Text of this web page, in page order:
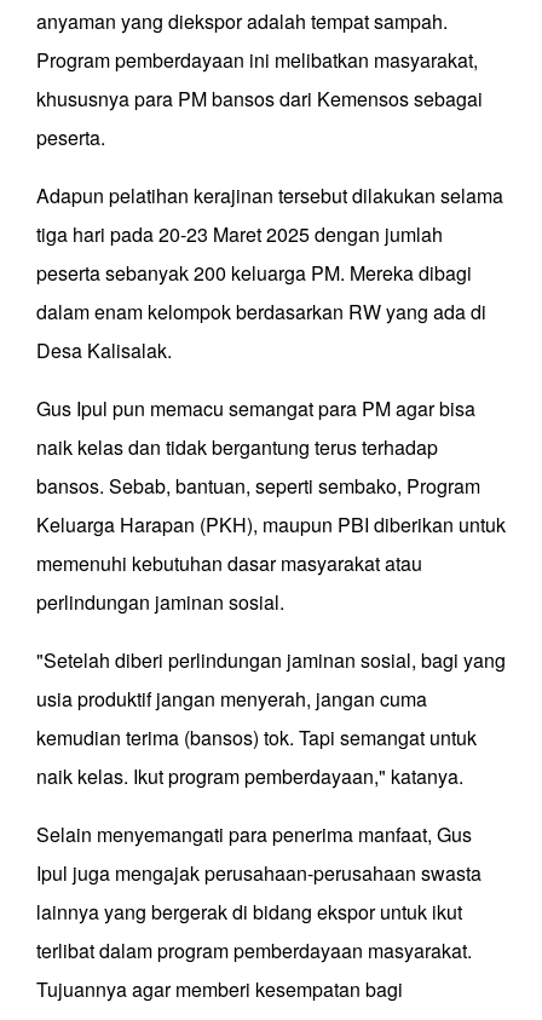
anyaman yang diekspor adalah tempat sampah.
Program pemberdayaan ini melibatkan masyarakat,
khususnya para PM bansos dari Kemensos sebagai
peserta.
Adapun pelatihan kerajinan tersebut dilakukan selama
tiga hari pada 20-23 Maret 2025 dengan jumlah
peserta sebanyak 200 keluarga PM. Mereka dibagi
dalam enam kelompok berdasarkan RW yang ada di
Desa Kalisalak.
Gus Ipul pun memacu semangat para PM agar bisa
naik kelas dan tidak bergantung terus terhadap
bansos. Sebab, bantuan, seperti sembako, Program
Keluarga Harapan (PKH), maupun PBI diberikan untuk
memenuhi kebutuhan dasar masyarakat atau
perlindungan jaminan sosial.
"Setelah diberi perlindungan jaminan sosial, bagi yang
usia produktif jangan menyerah, jangan cuma
kemudian terima (bansos) tok. Tapi semangat untuk
naik kelas. Ikut program pemberdayaan," katanya.
Selain menyemangati para penerima manfaat, Gus
Ipul juga mengajak perusahaan-perusahaan swasta
lainnya yang bergerak di bidang ekspor untuk ikut
terlibat dalam program pemberdayaan masyarakat.
Tujuannya agar memberi kesempatan bagi